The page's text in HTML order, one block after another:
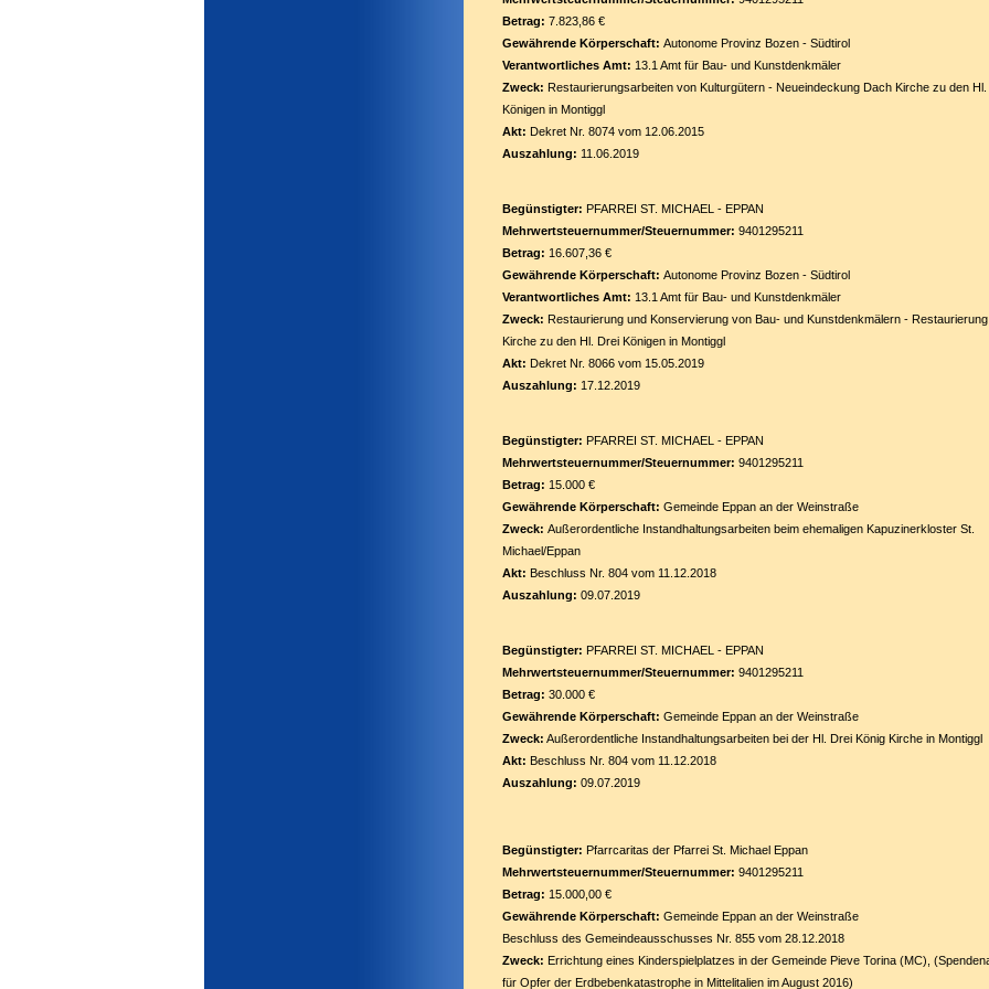
Betrag: 7.823,86 €
Gewährende Körperschaft: Autonome Provinz Bozen - Südtirol
Verantwortliches Amt: 13.1 Amt für Bau- und Kunstdenkmäler
Zweck: Restaurierungsarbeiten von Kulturgütern - Neueindeckung Dach Kirche zu den Hl.
Königen in Montiggl
Akt: Dekret Nr. 8074 vom 12.06.2015
Auszahlung: 11.06.2019
Begünstigter: PFARREI ST. MICHAEL - EPPAN
Mehrwertsteuernummer/Steuernummer: 9401295211
Betrag: 16.607,36 €
Gewährende Körperschaft: Autonome Provinz Bozen - Südtirol
Verantwortliches Amt: 13.1 Amt für Bau- und Kunstdenkmäler
Zweck: Restaurierung und Konservierung von Bau- und Kunstdenkmälern - Restaurierung
Kirche zu den Hl. Drei Königen in Montiggl
Akt: Dekret Nr. 8066 vom 15.05.2019
Auszahlung: 17.12.2019
Begünstigter: PFARREI ST. MICHAEL - EPPAN
Mehrwertsteuernummer/Steuernummer: 9401295211
Betrag: 15.000 €
Gewährende Körperschaft: Gemeinde Eppan an der Weinstraße
Zweck: Außerordentliche Instandhaltungsarbeiten beim ehemaligen Kapuzinerkloster St.
Michael/Eppan
Akt: Beschluss Nr. 804 vom 11.12.2018
Auszahlung: 09.07.2019
Begünstigter: PFARREI ST. MICHAEL - EPPAN
Mehrwertsteuernummer/Steuernummer: 9401295211
Betrag: 30.000 €
Gewährende Körperschaft: Gemeinde Eppan an der Weinstraße
Zweck: Außerordentliche Instandhaltungsarbeiten bei der Hl. Drei König Kirche in Montiggl
Akt: Beschluss Nr. 804 vom 11.12.2018
Auszahlung: 09.07.2019
Begünstigter: Pfarrcaritas der Pfarrei St. Michael Eppan
Mehrwertsteuernummer/Steuernummer: 9401295211
Betrag: 15.000,00 €
Gewährende Körperschaft: Gemeinde Eppan an der Weinstraße
Beschluss des Gemeindeausschusses Nr. 855 vom 28.12.2018
Zweck: Errichtung eines Kinderspielplatzes in der Gemeinde Pieve Torina (MC),
für Opfer der Erdbebenkatastrophe in Mittelitalien im August 2016)